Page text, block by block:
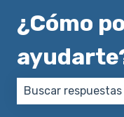
¿Cómo